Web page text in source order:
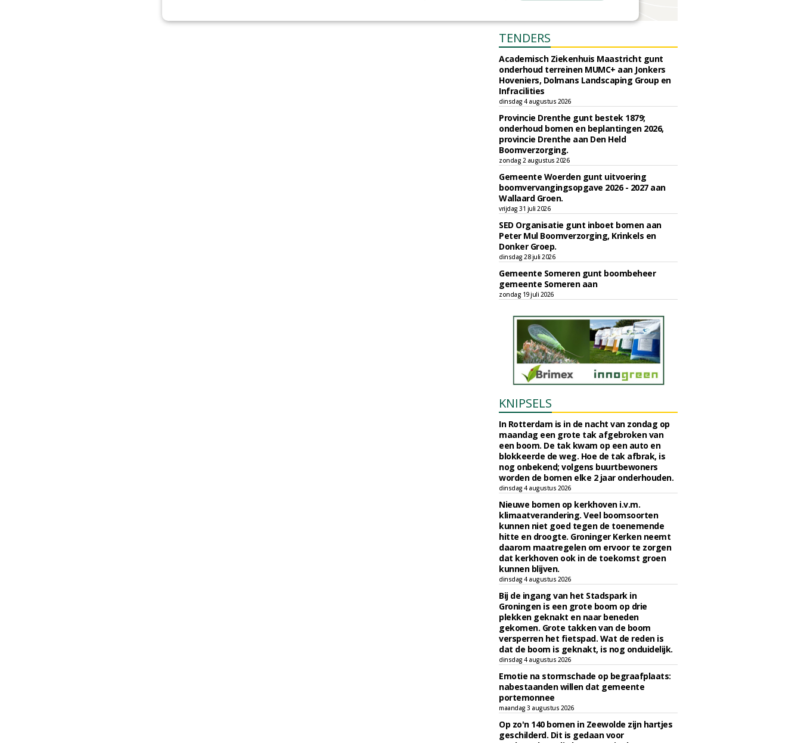
TENDERS
Academisch Ziekenhuis Maastricht gunt
onderhoud terreinen MUMC+ aan Jonkers
Hoveniers, Dolmans Landscaping Group en
Infracilities
dinsdag 4 augustus 2026
Provincie Drenthe gunt bestek 1879;
onderhoud bomen en beplantingen 2026,
provincie Drenthe aan Den Held
Boomverzorging.
zondag 2 augustus 2026
Gemeente Woerden gunt uitvoering
boomvervangingsopgave 2026 - 2027 aan
Wallaard Groen.
vrijdag 31 juli 2026
SED Organisatie gunt inboet bomen aan
Peter Mul Boomverzorging, Krinkels en
Donker Groep.
dinsdag 28 juli 2026
Gemeente Someren gunt boombeheer
gemeente Someren aan
zondag 19 juli 2026
KNIPSELS
In Rotterdam is in de nacht van zondag op
maandag een grote tak afgebroken van
een boom. De tak kwam op een auto en
blokkeerde de weg. Hoe de tak afbrak, is
nog onbekend; volgens buurtbewoners
worden de bomen elke 2 jaar onderhouden.
dinsdag 4 augustus 2026
Nieuwe bomen op kerkhoven i.v.m.
klimaatverandering. Veel boomsoorten
kunnen niet goed tegen de toenemende
hitte en droogte. Groninger Kerken neemt
daarom maatregelen om ervoor te zorgen
dat kerkhoven ook in de toekomst groen
kunnen blijven.
dinsdag 4 augustus 2026
Bij de ingang van het Stadspark in
Groningen is een grote boom op drie
plekken geknakt en naar beneden
gekomen. Grote takken van de boom
versperren het fietspad. Wat de reden is
dat de boom is geknakt, is nog onduidelijk.
dinsdag 4 augustus 2026
Emotie na stormschade op begraafplaats:
nabestaanden willen dat gemeente
portemonnee
maandag 3 augustus 2026
Op zo'n 140 bomen in Zeewolde zijn hartjes
geschilderd. Dit is gedaan voor